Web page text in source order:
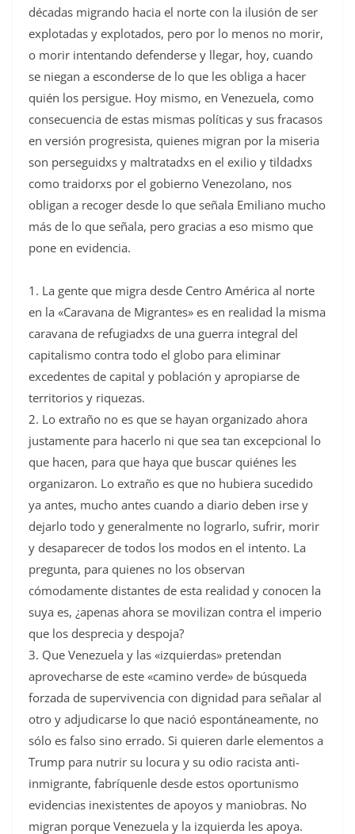
décadas migrando hacia el norte con la ilusión de ser
explotadas y explotados, pero por lo menos no morir,
o morir intentando defenderse y llegar, hoy, cuando
se niegan a esconderse de lo que les obliga a hacer
quién los persigue. Hoy mismo, en Venezuela, como
consecuencia de estas mismas políticas y sus fracasos
en versión progresista, quienes migran por la miseria
son perseguidxs y maltratadxs en el exilio y tildadxs
como traidorxs por el gobierno Venezolano, nos
obligan a recoger desde lo que señala Emiliano mucho
más de lo que señala, pero gracias a eso mismo que
pone en evidencia.
1. La gente que migra desde Centro América al norte
en la «Caravana de Migrantes» es en realidad la misma
caravana de refugiadxs de una guerra integral del
capitalismo contra todo el globo para eliminar
excedentes de capital y población y apropiarse de
territorios y riquezas.
2. Lo extraño no es que se hayan organizado ahora
justamente para hacerlo ni que sea tan excepcional lo
que hacen, para que haya que buscar quiénes les
organizaron. Lo extraño es que no hubiera sucedido
ya antes, mucho antes cuando a diario deben irse y
dejarlo todo y generalmente no lograrlo, sufrir, morir
y desaparecer de todos los modos en el intento. La
pregunta, para quienes no los observan
cómodamente distantes de esta realidad y conocen la
suya es, ¿apenas ahora se movilizan contra el imperio
que los desprecia y despoja?
3. Que Venezuela y las «izquierdas» pretendan
aprovecharse de este «camino verde» de búsqueda
forzada de supervivencia con dignidad para señalar al
otro y adjudicarse lo que nació espontáneamente, no
sólo es falso sino errado. Si quieren darle elementos a
Trump para nutrir su locura y su odio racista anti-
inmigrante, fabríquenle desde estos oportunismo
evidencias inexistentes de apoyos y maniobras. No
migran porque Venezuela y la izquierda les apoya.